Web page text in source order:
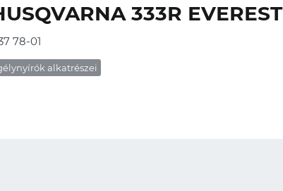
333R EVEREST
78-01
alkatrészei